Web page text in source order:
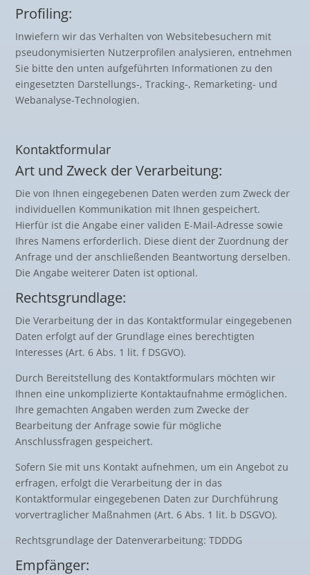
Profiling:
Inwiefern wir das Verhalten von Websitebesuchern mit
pseudonymisierten Nutzerprofilen analysieren, entnehmen
Sie bitte den unten aufgeführten Informationen zu den
eingesetzten Darstellungs-, Tracking-, Remarketing- und
Webanalyse-Technologien.
Kontaktformular
Art und Zweck der Verarbeitung:
Die von Ihnen eingegebenen Daten werden zum Zweck der
individuellen Kommunikation mit Ihnen gespeichert.
Hierfür ist die Angabe einer validen E-Mail-Adresse sowie
Ihres Namens erforderlich. Diese dient der Zuordnung der
Anfrage und der anschließenden Beantwortung derselben.
Die Angabe weiterer Daten ist optional.
Rechtsgrundlage:
Die Verarbeitung der in das Kontaktformular eingegebenen
Daten erfolgt auf der Grundlage eines berechtigten
Interesses (Art. 6 Abs. 1 lit. f DSGVO).
Durch Bereitstellung des Kontaktformulars möchten wir
Ihnen eine unkomplizierte Kontaktaufnahme ermöglichen.
Ihre gemachten Angaben werden zum Zwecke der
Bearbeitung der Anfrage sowie für mögliche
Anschlussfragen gespeichert.
Sofern Sie mit uns Kontakt aufnehmen, um ein Angebot zu
erfragen, erfolgt die Verarbeitung der in das
Kontaktformular eingegebenen Daten zur Durchführung
vorvertraglicher Maßnahmen (Art. 6 Abs. 1 lit. b DSGVO).
Rechtsgrundlage der Datenverarbeitung: TDDDG
Empfänger: